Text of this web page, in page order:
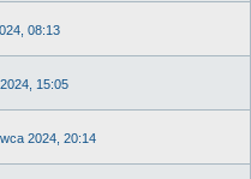
08:13
15:05
2024, 20:14